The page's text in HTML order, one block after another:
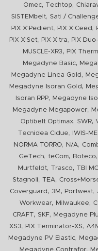
Omec, Techtop,
SISTEMbelt, Sati /
PIX X'Pedient, PIX X'Ceed ,
PIX X'Set, PIX X'tra, PIX
MUSCLE-XR3, PIX
Megadyne Basic,
Megadyne Linea Gold ,
Megadyne Isoran Gold ,
Isoran RPP, Megadyne
Megadyne Megapower,
Optibelt Optimax, SWR,
Tecnidea Cidue, IWIS-
NORMA TORRO, N/A,
GeTech, teCom, Boteco,
Murtfeldt, Trasco, TBI
Stagnoli, TEA,
Coverguard , 3M , Portwest,
Workwear, Milwaukee,
CRAFT, SKF, Megadyne
XS3, PIX Terminator-XS,
Megadyne PV Elastic,
,